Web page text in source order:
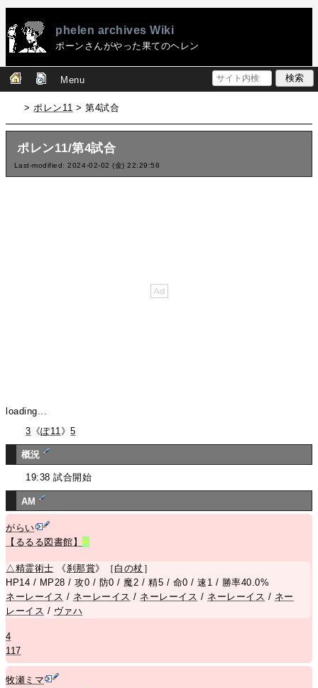
phelen archives Wiki
ポーンさんがやった果てのヘレン
Menu
>ポレン11 > 第4試合
ポレン11/第4試合
Last-modified: 2024-02-02 (金) 22:29:58
loading...
3 《ぽ11 》5
概況
19:38 試合開始
AM
がらい
【るるる図書館】
R
△ 精霊術士 《刹那賞》［ 白の杖 ］
HP14 / MP28 / 攻0 / 防0 / 魔2 / 精5 / 命0 / 速1 / 勝率40.0%
ネーレーイス / ネーレーイス / ネーレーイス / ネーレーイス / ネー
レーイス / ヴァハ
4
117
牧瀬ミマ